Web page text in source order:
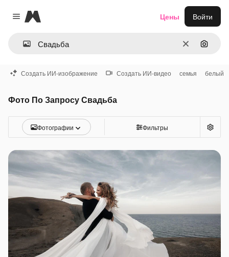
Close menu
Magnific
ОчиститьПоиск
Цены Войти
Создать ИИ-изображение Создать ИИ-видео семья белый
Фото По Запросу Свадьба
Фотографии Фильтры